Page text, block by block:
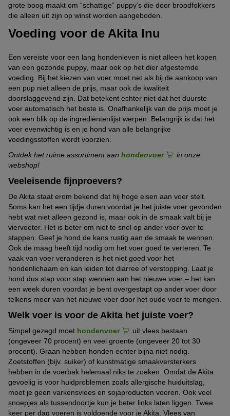
grote boog maakt om “schattige” puppy’s die door broodfokkers
die alleen uit zijn op winst worden aangeboden.
Voeding voor de Akita Inu
Een vereiste voor een lang hondenleven is niet alleen het kopen
van een gezonde puppy, maar ook op het dier afgestemde
voeding. Bij het kiezen van voer moet net als bij de aankoop van
een pup niet alleen de prijs, maar ook de kwaliteit
doorslaggevend zijn. Dat betekent echter niet dat het duurste
voer automatisch het beste is. Onafhankelijk van de prijs moet je
ook een blik op de ingrediëntenlijst werpen. Belangrijk is dat het
voer evenwichtig is en je hond van alle belangrijke
voedingsstoffen wordt voorzien.
Ontdek het ruime assortiment aan hondenvoer
in onze
webshop!
Veeleisende fijnproevers?
De Akita staat erom bekend dat hij hoge eisen aan voer stelt.
Soms kan het een tijdje duren voordat je het juiste voer gevonden
hebt wat niet alleen gezond is, maar ook in de smaak valt bij je
viervoeter. Het is beter om niet te snel op ander voer over te
stappen. Geef je hond de kans rustig aan de smaak te wennen.
Ook de maag heeft tijd nodig om het voer goed te verteren. Te
vaak van voer veranderen is het niet goed voor het
hondenlichaam en kan leiden tot diarree of verstopping. Laat je
hond dus stap voor stap wennen aan het nieuwe voer – het kan
een week duren voordat je bent overgestapt op ander voer door
telkens meer van het nieuwe voer door het oude voer te mengen.
Welk voer is voor de Akita het juiste voer?
Simpel gezegd moet hondenvoer
uit vlees bestaan
(ongeveer 70 procent) en veel groente (ongeveer 20 tot 30
procent). Graan hebben honden echter bijna niet nodig.
Zoetstoffen (bijv. suiker) of kunstmatige smaakversterkers
hebben in de voerbak helemaal niks te zoeken. Omdat de Akita
gevoelig is voor huidproblemen zoals allergische huiduitslag,
moet je geen varkensvlees en sojaproducten voeren. Ook veel
snoepjes als tussendoortje kun je beter links laten liggen. Twee
keer per dag voeren is voldoende voor je Akita. Vlees van